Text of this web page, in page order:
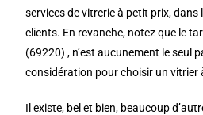
services de vitrerie à petit prix, dans
clients. En revanche, notez que le
(69220) , n’est aucunement le seul
considération pour choisir un vitrier
Il existe, bel et bien, beaucoup